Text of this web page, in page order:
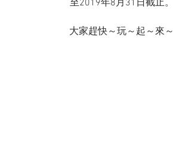
至2019年8月31日截止。
大家趕快～玩～起～來～